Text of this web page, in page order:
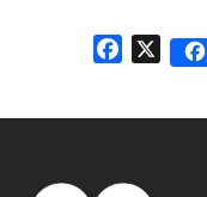
Facebook
X